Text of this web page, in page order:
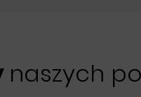
naszych